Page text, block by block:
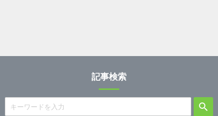
記事検索